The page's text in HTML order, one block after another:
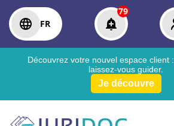
FR
79
Découvrez votre nouvel espace client :
laissez-vous guider.
Je découvre